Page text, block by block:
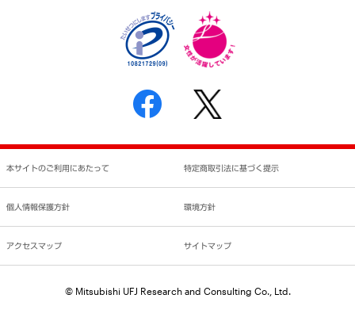
反社会的勢力に対する基本方針
書面による個人情報の開示等の請求の手続きについて
本サイトのご利用にあたって 特定商取引法に基づく提示
個人情報保護方針 環境方針
アクセスマップ サイトマップ
© Mitsubishi UFJ Research and Consulting Co., Ltd.